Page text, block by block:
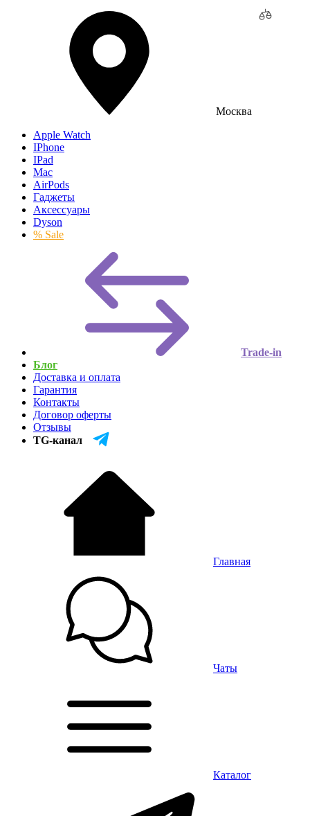
Москва
Apple Watch
IPhone
IPad
Mac
AirPods
Гаджеты
Аксессуары
Dyson
% Sale
Trade-in
Блог
Доставка и оплата
Гарантия
Контакты
Договор оферты
Отзывы
TG-канал
Главная
Чаты
Каталог